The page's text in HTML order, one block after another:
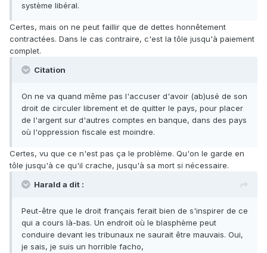
système libéral.
Certes, mais on ne peut faillir que de dettes honnêtement
contractées. Dans le cas contraire, c'est la tôle jusqu'à paiement
complet.
Citation
On ne va quand même pas l'accuser d'avoir (ab)usé de son
droit de circuler librement et de quitter le pays, pour placer
de l'argent sur d'autres comptes en banque, dans des pays
où l'oppression fiscale est moindre.
Certes, vu que ce n'est pas ça le problème. Qu'on le garde en
tôle jusqu'à ce qu'il crache, jusqu'à sa mort si nécessaire.
Harald a dit :
Peut-être que le droit français ferait bien de s'inspirer de ce
qui a cours là-bas. Un endroit où le blasphème peut
conduire devant les tribunaux ne saurait être mauvais. Oui,
je sais, je suis un horrible facho,